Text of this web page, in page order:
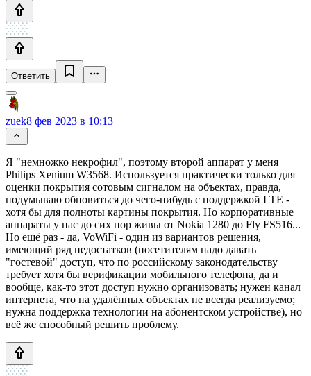
Ответить
zuek8 фев 2023 в 10:13
Я "немножко некрофил", поэтому второй аппарат у меня
Philips Xenium W3568. Используется практически только для
оценки покрытия сотовым сигналом на объектах, правда,
подумываю обновиться до чего-нибудь с поддержкой LTE -
хотя бы для полноты картины покрытия. Но корпоративные
аппараты у нас до сих пор живы от Nokia 1280 до Fly FS516...
Но ещё раз - да, VoWiFi - один из вариантов решения,
имеющий ряд недостатков (посетителям надо давать
"гостевой" доступ, что по российскому законодательству
требует хотя бы верификации мобильного телефона, да и
вообще, как-то этот доступ нужно организовать; нужен канал
интернета, что на удалённых объектах не всегда реализуемо;
нужна поддержка технологии на абонентском устройстве), но
всё же способный решить проблему.